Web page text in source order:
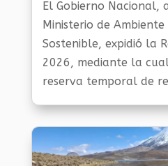
Al Día
El Gobierno Nacional,
Ministerio de
Sostenible, expidió la
2026, mediante la
reserva temporal de